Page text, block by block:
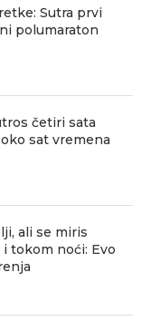
Sutra prvi
polumaraton
četiri sata
sat vremena
ali se miris
tokom noći: Evo